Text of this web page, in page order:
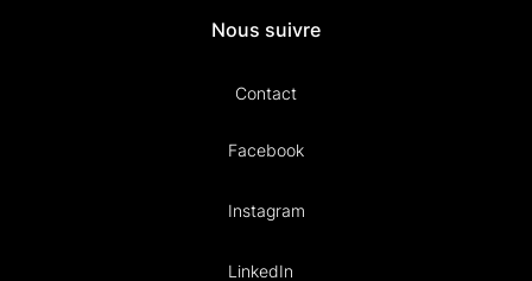
Nous suivre
Contact
Facebook
Instagram
LinkedIn